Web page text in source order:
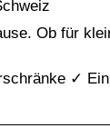
Ob für
✓